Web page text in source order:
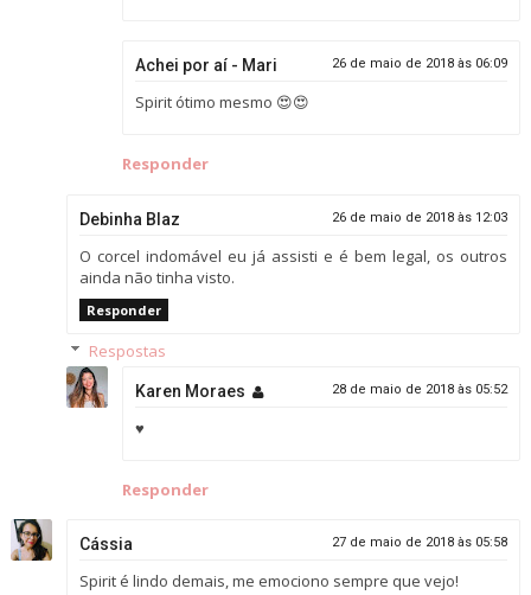
Achei por aí - Mari 26 de maio de 2018 às 06:09
Spirit ótimo mesmo 😍😍
Responder
Debinha Blaz 26 de maio de 2018 às 12:03
O corcel indomável eu já assisti e é bem legal, os outros
ainda não tinha visto.
Responder
Respostas
Karen Moraes 28 de maio de 2018 às 05:52
♥
Responder
Cássia 27 de maio de 2018 às 05:58
Spirit é lindo demais, me emociono sempre que vejo!